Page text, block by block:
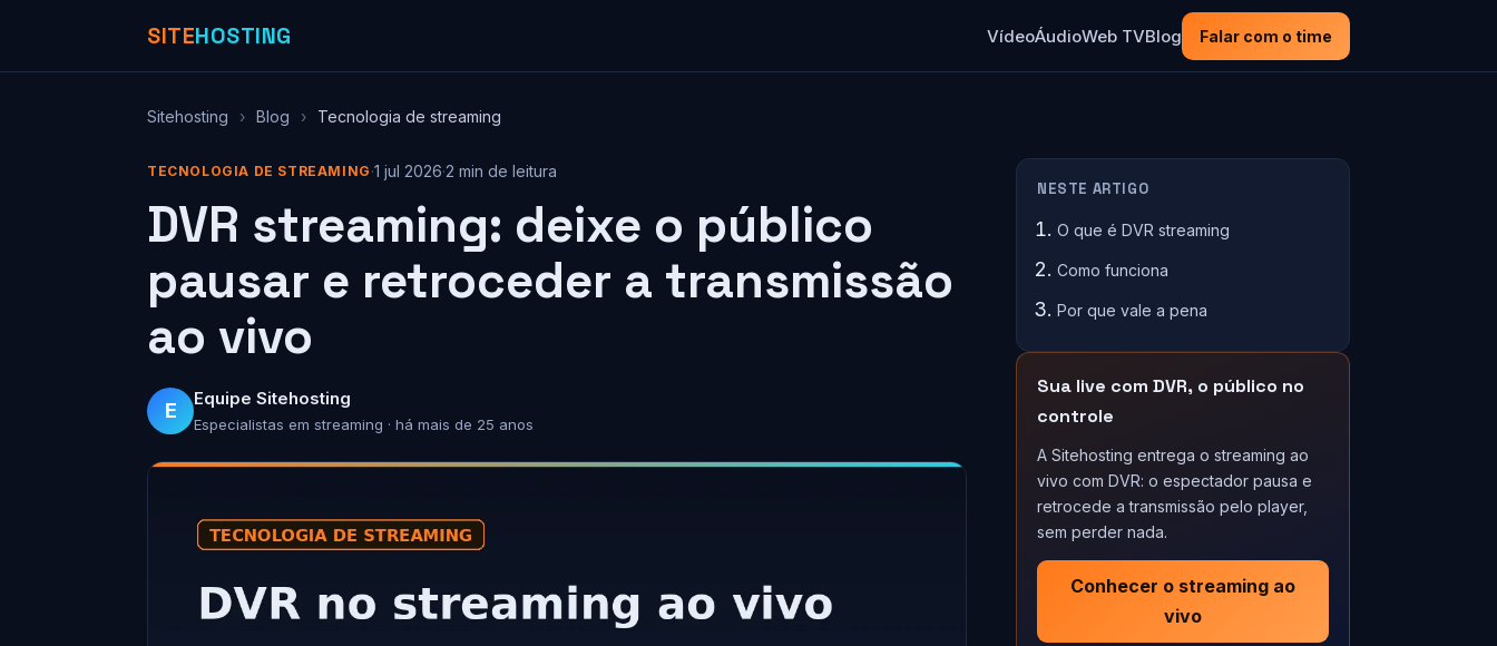
SITEHOSTING VídeoÁudioWeb TVBlog Falar com o time
Sitehosting › Blog › Tecnologia de streaming
TECNOLOGIA DE STREAMING ·1 jul 2026·2 min de leitura
DVR streaming: deixe o público
pausar e retroceder a transmissão
ao vivo
E Equipe Sitehosting
Especialistas em streaming · há mais de 25 anos
NESTE ARTIGO
O que é DVR streaming
Como funciona
Por que vale a pena
Sua live com DVR, o público no
controle
A Sitehosting entrega o streaming ao
vivo com DVR: o espectador pausa e
retrocede a transmissão pelo player,
sem perder nada.
Conhecer o streaming ao
vivo